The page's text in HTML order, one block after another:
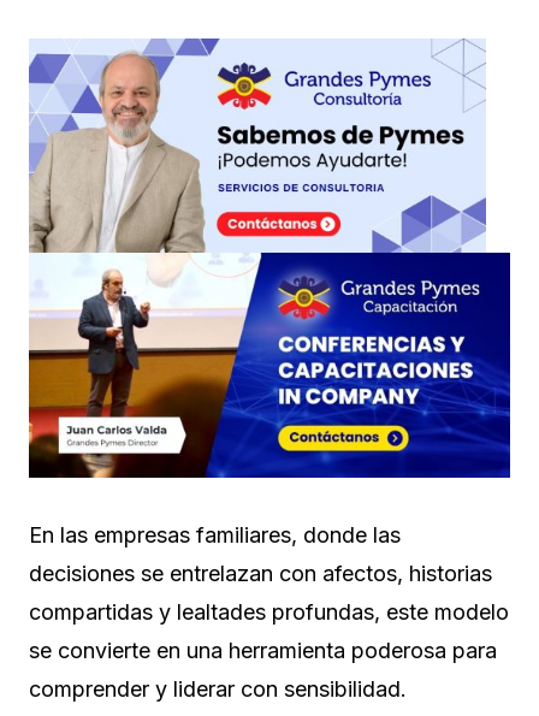
En las empresas familiares, donde las
decisiones se entrelazan con afectos, historias
compartidas y lealtades profundas, este modelo
se convierte en una herramienta poderosa para
comprender y liderar con sensibilidad.